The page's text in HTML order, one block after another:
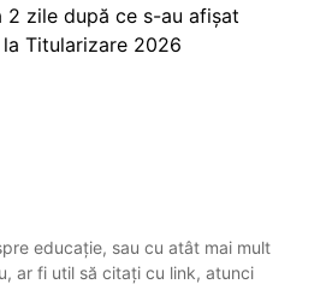
2 zile după ce s-au afișat
Titularizare 2026
educație, sau cu atât mai mult
ar fi util să citați cu link, atunci